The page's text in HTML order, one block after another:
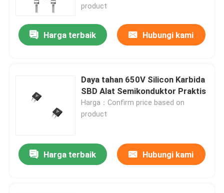
product
Harga terbaik Hubungi kami
Daya tahan 650V Silicon Karbida
SBD Alat Semikonduktor Praktis
Harga：Confirm price based on
product
Harga terbaik Hubungi kami